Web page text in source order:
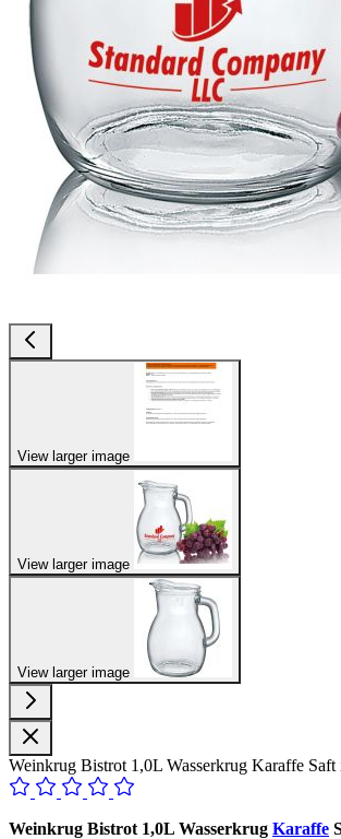
View larger image
View larger image
View larger image
Weinkrug Bistrot 1,0L Wasserkrug Karaffe
Weinkrug Bistrot 1,0L Wasserkrug Karaffe